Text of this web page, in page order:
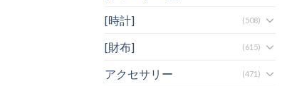
[時計] (508)
[財布] (615)
アクセサリー (471)